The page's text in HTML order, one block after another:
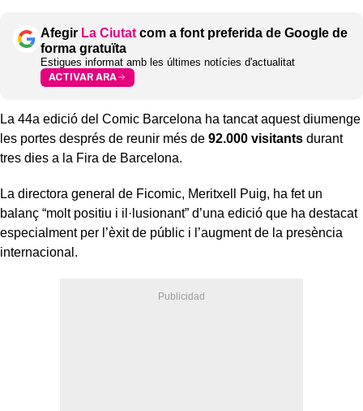
Afegir La Ciutat com a font preferida de Google de
forma gratuïta
Estigues informat amb les últimes notícies d'actualitat
ACTIVAR ARA
La 44a edició del Comic Barcelona ha tancat aquest diumenge
les portes després de reunir més de 92.000 visitants durant
tres dies a la Fira de Barcelona.
La directora general de Ficomic, Meritxell Puig, ha fet un
balanç “molt positiu i il·lusionant” d’una edició que ha destacat
especialment per l’èxit de públic i l’augment de la presència
internacional.